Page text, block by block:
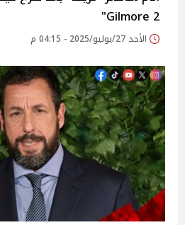
Gilmore 2"
الأحد 27/يوليو/2025 - 04:15 م